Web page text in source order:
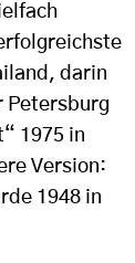
darin
Petersburg
1975 in
Version:
1948 in